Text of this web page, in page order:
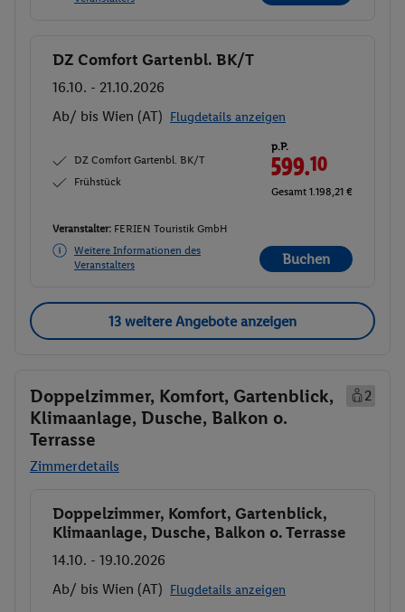
Buchen
DZ Comfort Gartenbl. BK/T
16.10. - 21.10.2026
Ab/ bis Wien (AT) Flugdetails anzeigen
DZ Comfort Gartenbl. BK/T
Frühstück
p.P.
599.10
Gesamt 1.198,21 €
Veranstalter: FERIEN Touristik GmbH
Weitere Informationen des
Veranstalters
Buchen
13 weitere Angebote anzeigen
Doppelzimmer, Komfort, Gartenblick,
Klimaanlage, Dusche, Balkon o.
Terrasse
2
Zimmerdetails
Buchen
Doppelzimmer, Komfort, Gartenblick,
Klimaanlage, Dusche, Balkon o. Terrasse
14.10. - 19.10.2026
Ab/ bis Wien (AT) Flugdetails anzeigen